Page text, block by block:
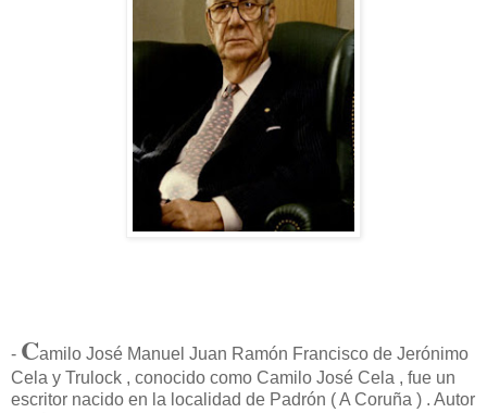
- Camilo José Manuel Juan Ramón Francisco de Jerónimo
Cela y Trulock , conocido como Camilo José Cela , fue un
escritor nacido en la localidad de Padrón ( A Coruña ) . Autor